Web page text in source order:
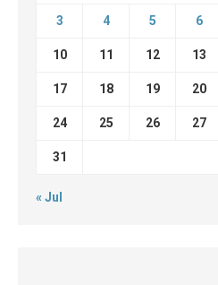
3 4 5 6
10 11 12 13
17 18 19 20
24 25 26 27
31
« Jul